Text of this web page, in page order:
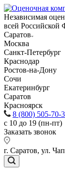
Независимая
всей Российской
Саратов
Москва
Санкт-Петербург
Краснодар
Ростов-на-Дону
Сочи
Екатеринбург
Саратов
Красноярск
8 (800) 505-70-
с 10 до 19 (пн-пт)
Заказать звонок
г. Саратов, ул.